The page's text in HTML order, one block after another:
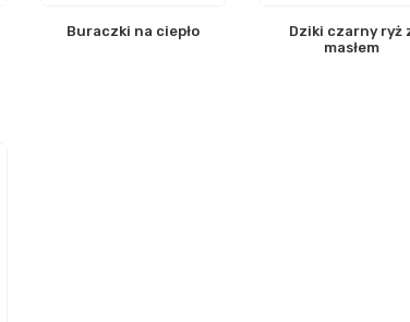
Buraczki na ciepło
Dziki czarny ryż
masłem